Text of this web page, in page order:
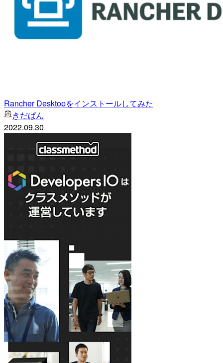
Rancher Desktopをインストールしてみた
きだぱん
2022.09.30